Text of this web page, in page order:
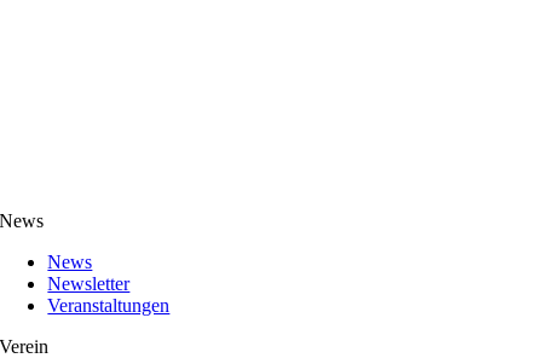
News
News
Newsletter
Veranstaltungen
Verein